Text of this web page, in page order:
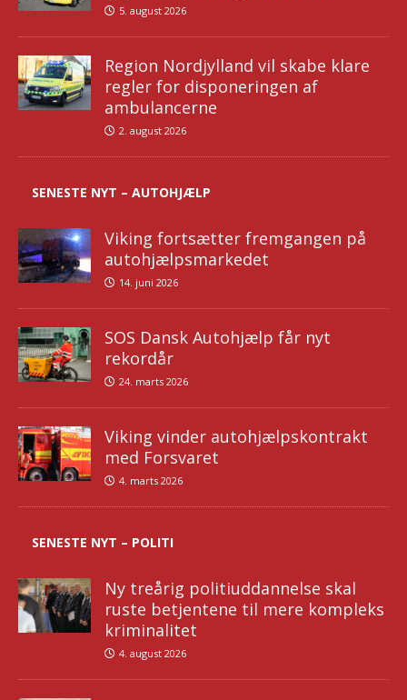
5. august 2026
Region Nordjylland vil skabe klare
regler for disponeringen af
ambulancerne
2. august 2026
SENESTE NYT – AUTOHJÆLP
Viking fortsætter fremgangen på
autohjælpsmarkedet
14. juni 2026
SOS Dansk Autohjælp får nyt
rekordår
24. marts 2026
Viking vinder autohjælpskontrakt
med Forsvaret
4. marts 2026
SENESTE NYT – POLITI
Ny treårig politiuddannelse skal
ruste betjentene til mere kompleks
kriminalitet
4. august 2026